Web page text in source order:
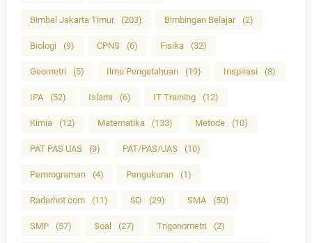
Bimbel Jakarta Timur (203) Bimbingan Belajar (2)
Biologi (9) CPNS (6) Fisika (32)
Geometri (5) Ilmu Pengetahuan (19) Inspirasi (8)
IPA (52) Islami (6) IT Training (12)
Kimia (12) Matematika (133) Metode (10)
PAT PAS UAS (9) PAT/PAS/UAS (10)
Pemrograman (4) Pengukuran (1)
Radarhot com (11) SD (29) SMA (50)
SMP (57) Soal (27) Trigonometri (2)